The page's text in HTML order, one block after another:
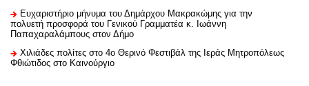
Ευχαριστήριo μήνυμα του Δημάρχου Μακρακώμης για την
πολυετή προσφορά του Γενικού Γραμματέα κ. Ιωάννη
Παπαχαραλάμπους στον Δήμο
Χιλιάδες πολίτες στο 4ο Θερινό Φεστιβάλ της Ιεράς Μητροπόλεως
Φθιώτιδος στο Καινούργιο